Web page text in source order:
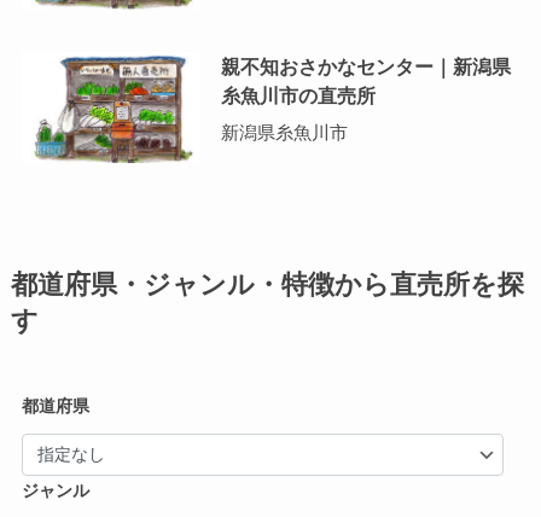
親不知おさかなセンター｜新潟県
糸魚川市の直売所
新潟県糸魚川市
都道府県・ジャンル・特徴から直売所を探
す
都道府県
ジャンル